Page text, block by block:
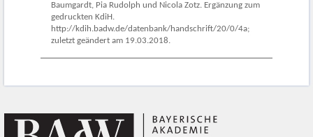
Baumgardt, Pia Rudolph und Nicola Zotz. Ergänzung zum
gedruckten KdiH.
http://kdih.badw.de/datenbank/handschrift/20/0/4a;
zuletzt geändert am 19.03.2018.